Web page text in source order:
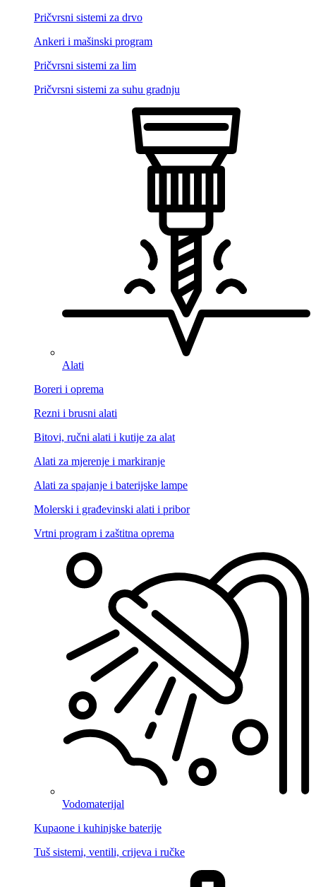
Pričvrsni sistemi za drvo
Ankeri i mašinski program
Pričvrsni sistemi za lim
Pričvrsni sistemi za suhu gradnju
Alati
Boreri i oprema
Rezni i brusni alati
Bitovi, ručni alati i kutije za alat
Alati za mjerenje i markiranje
Alati za spajanje i baterijske lampe
Molerski i građevinski alati i pribor
Vrtni program i zaštitna oprema
Vodomaterijal
Kupaone i kuhinjske baterije
Tuš sistemi, ventili, crijeva i ručke